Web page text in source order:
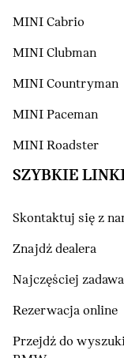
MINI Cabrio
MINI Clubman
MINI Countryman
MINI Paceman
MINI Roadster
SZYBKIE
Skontaktuj się z
Znajdź dealera
Najczęściej
Rezerwacja online
Przejdź do